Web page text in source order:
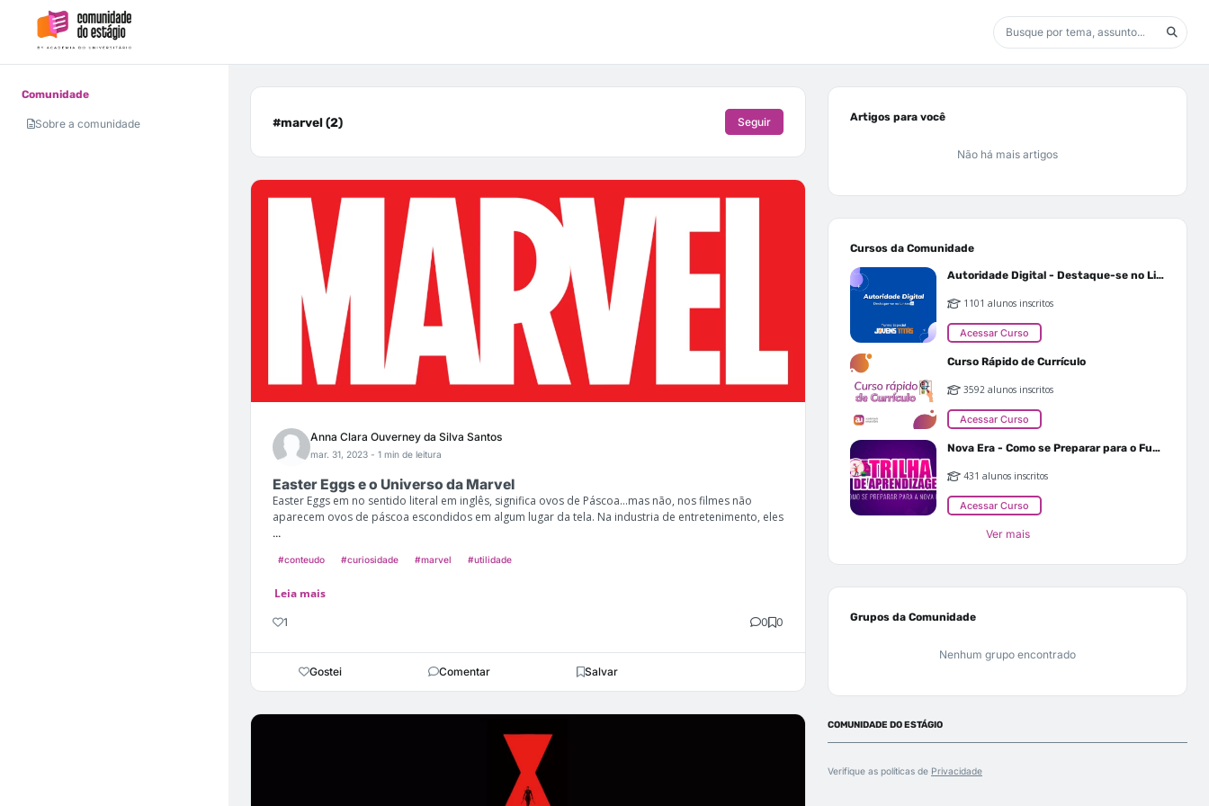
Comunidade
Sobre a comunidade #marvel (2) Seguir
Anna Clara Ouverney da Silva Santos
mar. 31, 2023 - 1 min de leitura
Easter Eggs e o Universo da Marvel
Easter Eggs em no sentido literal em inglês, significa ovos de Páscoa...mas não, nos filmes não
aparecem ovos de páscoa escondidos em algum lugar da tela. Na industria de entretenimento, eles
...
#conteudo #curiosidade #marvel #utilidade
Leia mais
1 0 0
Gostei Comentar Salvar
Artigos para você
Não há mais artigos
Cursos da Comunidade
Autoridade Digital - Destaque-se no Linkedin
1101 alunos inscritos
Acessar Curso
Curso Rápido de Currículo
3592 alunos inscritos
Acessar Curso
Nova Era - Como se Preparar para o Futuro
431 alunos inscritos
Acessar Curso
Ver mais
Grupos da Comunidade
Nenhum grupo encontrado
COMUNIDADE DO ESTÁGIO
Verifique as políticas de Privacidade